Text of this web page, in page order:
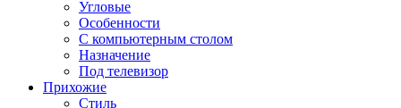
Угловые
Особенности
С компьютерным столом
Назначение
Под телевизор
Прихожие
Стиль